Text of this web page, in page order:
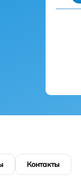
Контакты